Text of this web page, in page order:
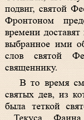
подвиг, святой
Фронтоном
времени
выбранное ими
слов святой
священнику.
В то время
святых дев, из
была теткой